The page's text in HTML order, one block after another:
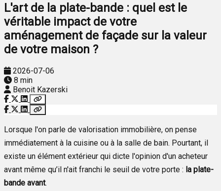
L'art de la plate-bande : quel est le
véritable impact de votre
aménagement de façade sur la valeur
de votre maison ?
2026-07-06
8 min
Benoit Kazerski
Lorsque l'on parle de valorisation immobilière, on pense
immédiatement à la cuisine ou à la salle de bain. Pourtant, il
existe un élément extérieur qui dicte l'opinion d'un acheteur
avant même qu’il n'ait franchi le seuil de votre porte : la plate-
bande avant.